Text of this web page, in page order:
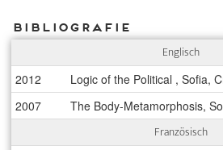
Bibliografie
Englisch
2012
Logic of the Political , Sofia,
2007
The Body-Metamorphosis,
Französisch